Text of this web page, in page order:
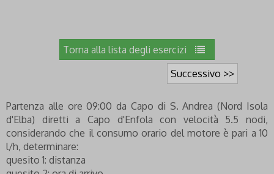
Torna alla lista degli esercizi
Successivo >>
Partenza alle ore 09:00 da Capo di S. Andrea (Nord Isola
d'Elba) diretti a Capo d'Enfola con velocità 5.5 nodi,
considerando che il consumo orario del motore è pari a 10
l/h, determinare:
quesito 1: distanza